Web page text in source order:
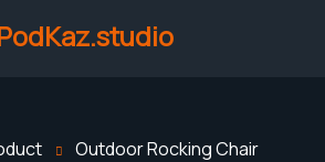
Outdoor Rocking Chair